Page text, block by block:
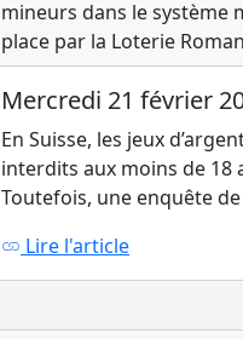
mineurs dans le système
place par la Loterie
Mercredi 21 février
En Suisse, les jeux
interdits aux moins de 18
Toutefois, une enquête de
Lire l'article